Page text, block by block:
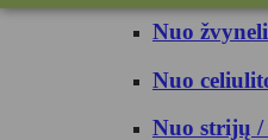
Nuo
Nuo
Nuo strijų